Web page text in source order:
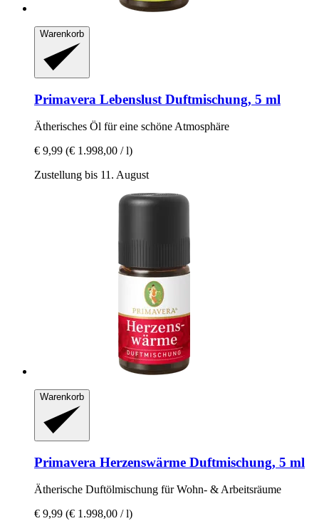
Warenkorb
Primavera Lebenslust Duftmischung, 5 ml
Ätherisches Öl für eine schöne Atmosphäre
€ 9,99 (€ 1.998,00 / l)
Zustellung bis 11. August
Warenkorb
Primavera Herzenswärme Duftmischung, 5 ml
Ätherische Duftölmischung für Wohn-​ & Arbeitsräume
€ 9,99 (€ 1.998,00 / l)